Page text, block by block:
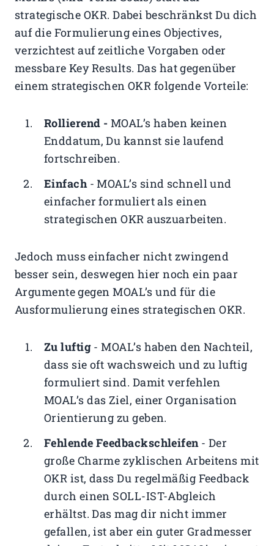
strategische OKR. Dabei beschränkst Du dich
auf die Formulierung eines Objectives,
verzichtest auf zeitliche Vorgaben oder
messbare Key Results. Das hat gegenüber
einem strategischen OKR folgende Vorteile:
Rollierend - MOAL’s haben keinen
Enddatum, Du kannst sie laufend
fortschreiben.
Einfach - MOAL’s sind schnell und
einfacher formuliert als einen
strategischen OKR auszuarbeiten.
Jedoch muss einfacher nicht zwingend
besser sein, deswegen hier noch ein paar
Argumente gegen MOAL’s und für die
Ausformulierung eines strategischen OKR.
Zu luftig - MOAL’s haben den Nachteil,
dass sie oft wachsweich und zu luftig
formuliert sind. Damit verfehlen
MOAL’s das Ziel, einer Organisation
Orientierung zu geben.
Fehlende Feedbackschleifen- Der
große Charme zyklischen Arbeitens mit
OKR ist, dass Du regelmäßig Feedback
durch einen SOLL-IST-Abgleich
erhältst. Das mag dir nicht immer
gefallen, ist aber ein guter Gradmesser